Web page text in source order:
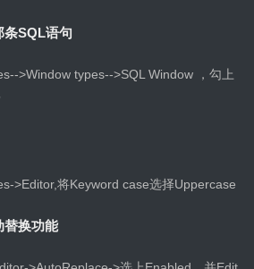
SQL语句
>Window types-->SQL Window ，勾上
>Editor,将Keyword case选择Uppercase
换功能